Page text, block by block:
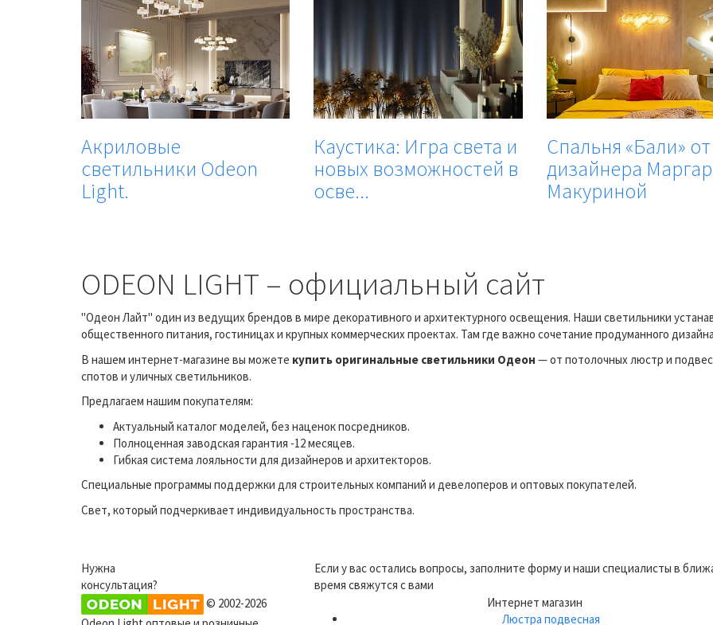
Акриловые
светильники Odeon
Light.
Каустика: Игра света и
новых возможностей в
осве...
Спальня «Бали» от
дизайнера
Макуриной
ODEON LIGHT – официальный сайт
"Одеон Лайт" один из ведущих брендов в мире декоративного и архитектурного освещения. Наши светильники
общественного питания, гостиницах и крупных коммерческих проектах. Там где важно сочетание продуманного
В нашем интернет-магазине вы можете купить оригинальные светильники Одеон — от потолочных люстр и
спотов и уличных светильников.
Предлагаем нашим покупателям:
Актуальный каталог моделей, без наценок посредников.
Полноценная заводская гарантия -12 месяцев.
Гибкая система лояльности для дизайнеров и архитекторов.
Специальные программы поддержки для строительных компаний и девелоперов и оптовых покупателей.
Свет, который подчеркивает индивидуальность пространства.
Нужна
консультация?
Если у вас остались вопросы, заполните форму и наши специалисты в
время свяжутся с вами
© 2002-2026
Интернет магазин
Люстра подвесная